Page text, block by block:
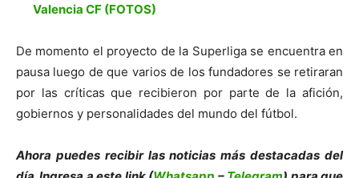
Valencia CF (FOTOS)
De momento el proyecto de la Superliga se encuentra en
pausa luego de que varios de los fundadores se retiraran
por las críticas que recibieron por parte de la afición,
gobiernos y personalidades del mundo del fútbol.
Ahora puedes recibir las noticias más destacadas del